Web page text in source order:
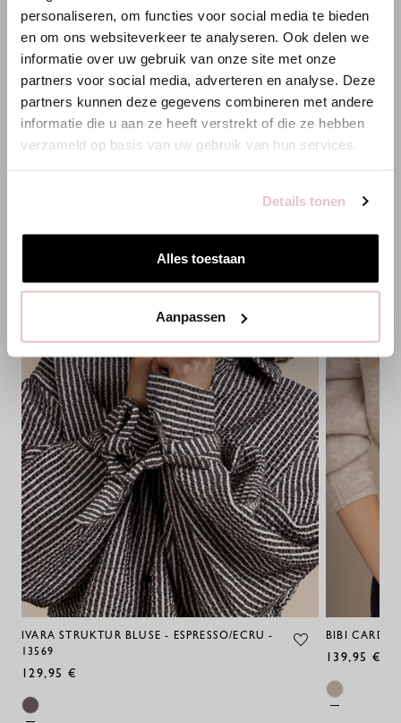
personaliseren, om functies voor social media te bieden
en om ons websiteverkeer te analyseren. Ook delen we
informatie over uw gebruik van onze site met onze
partners voor social media, adverteren en analyse. Deze
partners kunnen deze gegevens combineren met andere
informatie die u aan ze heeft verstrekt of die ze hebben
verzameld op basis van uw gebruik van hun services.
Details tonen
Alles toestaan
Aanpassen
XXL
HINZUFÜGEN
PASSENDE PRODUKTE
IVARA STRUKTUR BLUSE - ESPRESSO/ECRU -
13569
129,95 €
BIBI
139,95 €
Es scheint, dass du uns von einem anderen Land aus
Bist du am richtigen Ort?
Zur niederländischen Seite wechseln